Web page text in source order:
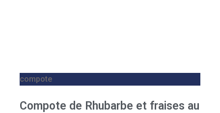
compote
Compote de Rhubarbe et fraises au